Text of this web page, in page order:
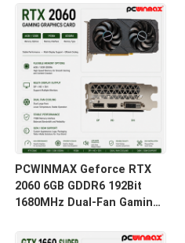
untuk PC Gaming
PCWINMAX Geforce RTX
2060 6GB GDDR6 192Bit
1680MHz Dual-Fan Gaming
HD/DP/DVI